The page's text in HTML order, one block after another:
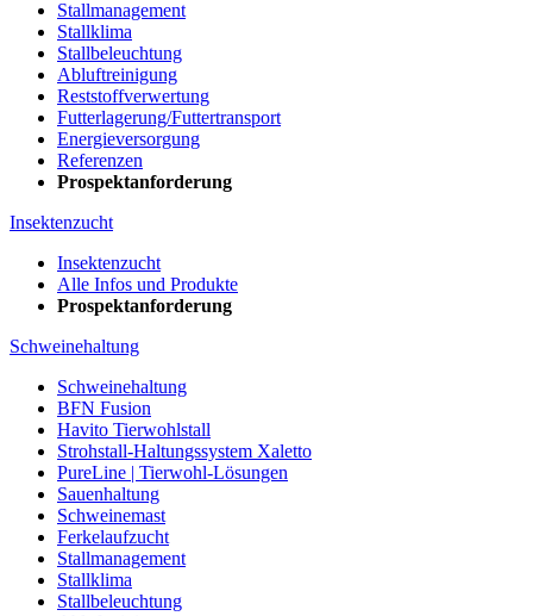
Stallmanagement
Stallklima
Stallbeleuchtung
Abluftreinigung
Reststoffverwertung
Futterlagerung/Futtertransport
Energieversorgung
Referenzen
Prospektanforderung
Insektenzucht
Insektenzucht
Alle Infos und Produkte
Prospektanforderung
Schweinehaltung
Schweinehaltung
BFN Fusion
Havito Tierwohlstall
Strohstall-Haltungssystem Xaletto
PureLine | Tierwohl-Lösungen
Sauenhaltung
Schweinemast
Ferkelaufzucht
Stallmanagement
Stallklima
Stallbeleuchtung